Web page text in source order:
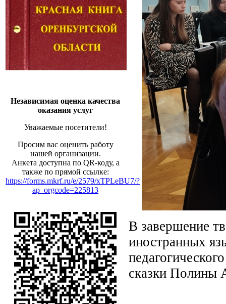
Независимая оценка качества
оказания услуг
Уважаемые посетители!
Просим вас оценить работу
нашей организации.
Анкета доступна по QR-коду, а
также по прямой ссылке:
https://forms.mkrf.ru/e/2579/xTPLeBU7/?
ap_orgcode=225813
В завершение
иностранных
сказки Полины